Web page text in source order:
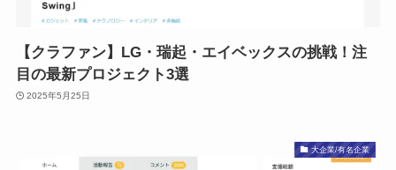
【クラファン】LG・瑞起・エイベックスの挑戦！注
目の最新プロジェクト3選
2025年5月25日
大企業/有名企業